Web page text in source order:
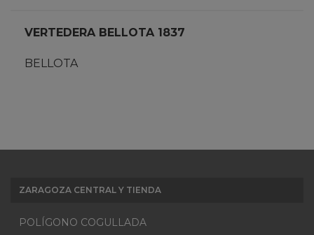
VERTEDERA BELLOTA 1837
BELLOTA
ZARAGOZA CENTRAL Y TIENDA
POLÍGONO COGULLADA